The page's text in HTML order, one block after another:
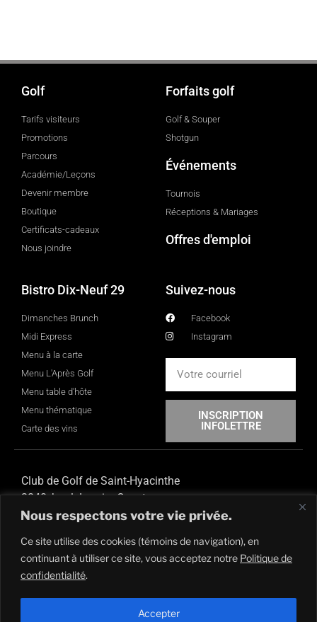
Nous respectons votre vie privée.
Ce site utilise des cookies (témoins de navigation), en
continuant à utiliser ce site, vous acceptez notre Politique de
confidentialité.
Accepter
Golf
Tarifs visiteurs
Promotions
Parcours
Académie/Leçons
Devenir membre
Boutique
Certificats-cadeaux
Nous joindre
Forfaits golf
Golf & Souper
Shotgun
Événements
Tournois
Réceptions & Mariages
Offres d'emploi
Bistro Dix-Neuf 29
Dimanches Brunch
Midi Express
Menu à la carte
Menu L'Après Golf
Menu table d'hôte
Menu thématique
Carte des vins
Suivez-nous
Facebook
Instagram
INSCRIPTION
INFOLETTRE
Club de Golf de Saint-Hyacinthe
3840, boul. Laurier Ouest
Saint-Hyacinthe, Qc,J2S 3T9
450 773-8579
Tous droits réservés Club de Golf Saint-Hyacinthe ©2021 |
Politique de confidentialité